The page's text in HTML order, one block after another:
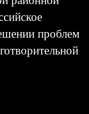
проблем